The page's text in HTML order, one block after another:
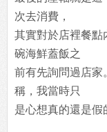
次去消費，
其實對於店裡餐點
碗海鮮蓋飯之
前有先詢問過店家
稱，我當時只
是心想真的還是假